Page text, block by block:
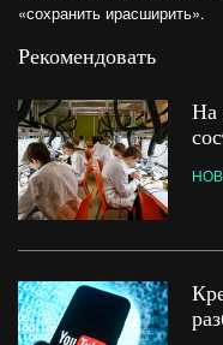
«сохранить ирасширить».
Рекомендовать
На